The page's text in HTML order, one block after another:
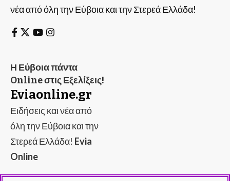
νέα από όλη την Εύβοια και την Στερεά Ελλάδα!
Η Εύβοια πάντα
Online στις Εξελίξεις!
Eviaonline.gr
Ειδήσεις και νέα από
όλη την Εύβοια και την
Στερεά Ελλάδα! Evia
Online